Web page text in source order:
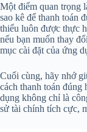
Một điểm quan trọng
sao kê để thanh toán
thiểu luôn được thực
nếu bạn muốn thay
mục cài đặt của ứng
Cuối cùng, hãy nhớ
cách thanh toán
dụng không chỉ là
sử tài chính tích cực,